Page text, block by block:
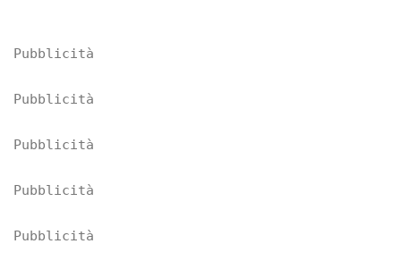
Pubblicità
Pubblicità
Pubblicità
Pubblicità
Pubblicità